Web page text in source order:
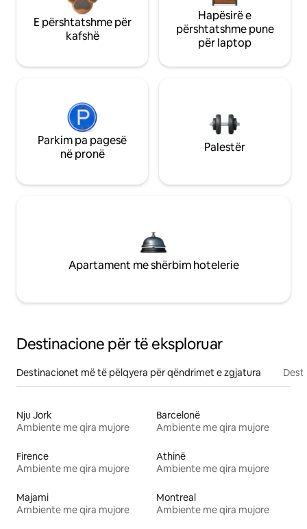
E përshtatshme për
kafshë
Hapësirë e
përshtatshme pune
për laptop
Parkim pa pagesë
në pronë
Palestër
Apartament me shërbim hotelerie
Destinacione për të eksploruar
Destinacionet më të pëlqyera për qëndrimet e zgjatura
Nju Jork
Ambiente me qira mujore
Barcelonë
Ambiente me qira mujore
Firence
Ambiente me qira mujore
Athinë
Ambiente me qira mujore
Majami
Ambiente me qira mujore
Montreal
Ambiente me qira mujore